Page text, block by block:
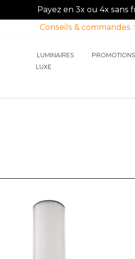
Payez en 3x ou 4x sans
Conseils & commandes :
LUMINAIRES
LUXE
PROMOTIONS